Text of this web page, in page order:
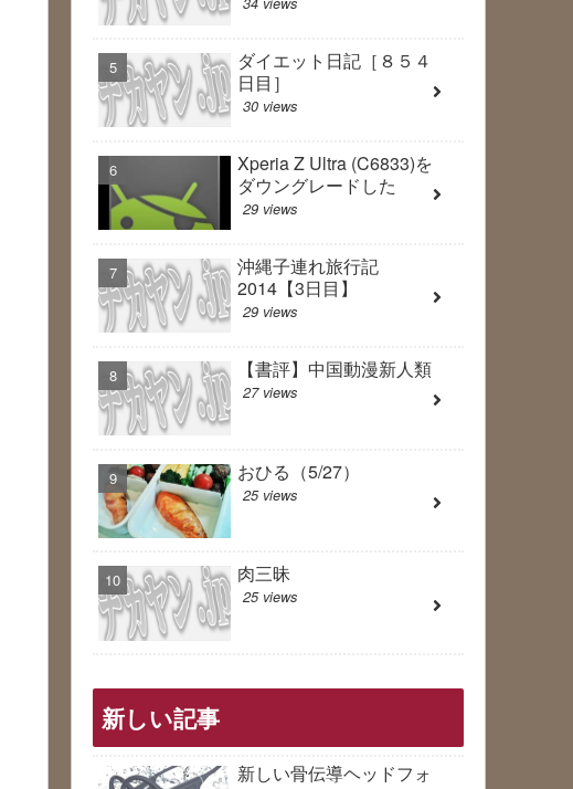
ダイエット日記［８５４
日目］
30 views
Xperia Z Ultra (C6833)を
ダウングレードした
29 views
沖縄子連れ旅行記
2014【3日目】
29 views
【書評】中国動漫新人類
27 views
おひる（5/27）
25 views
肉三昧
25 views
新しい記事
新しい骨伝導ヘッドフォ